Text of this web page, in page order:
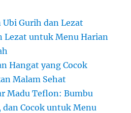
Ubi Gurih dan Lezat
Lezat untuk Menu Harian
Hangat yang Cocok
Malam Sehat
Madu Teflon: Bumbu
dan Cocok untuk Menu